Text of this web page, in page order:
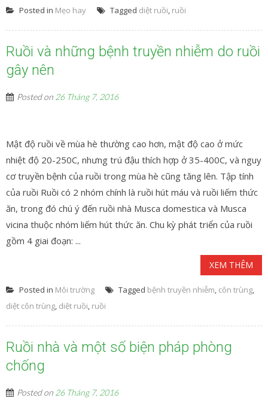
Posted in Mẹo hay Tagged diệt ruồi, ruồi
Ruồi và những bệnh truyền nhiễm do ruồi
gây nên
Posted on 26 Tháng 7, 2016
Mật độ ruồi về mùa hè thường cao hơn, mật độ cao ở mức
nhiệt độ 20-250C, nhưng trú đậu thích hợp ở 35-400C, và nguy
cơ truyền bệnh của ruồi trong mùa hè cũng tăng lên. Tập tính
của ruồi Ruồi có 2 nhóm chính là ruồi hút máu và ruồi liếm thức
ăn, trong đó chú ý đến ruồi nhà Musca domestica và Musca
vicina thuộc nhóm liếm hút thức ăn. Chu kỳ phát triển của ruồi
gồm 4 giai đoạn: ...
XEM THÊM
Posted in Môi trường Tagged bệnh truyền nhiễm, côn trùng,
diệt côn trùng, diệt ruồi, ruồi
Ruồi nhà và một số biện pháp phòng
chống
Posted on 26 Tháng 7, 2016